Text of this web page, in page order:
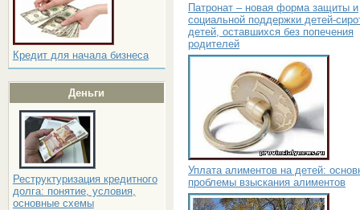
Кредит для начала бизнеса
Деньги
Реструктуризация кредитного
долга: понятие, условия,
основные схемы
Патронат – новая форма защиты и
социальной поддержки детей-
детей, оставшихся без попечения
родителей
Уплата алиментов на детей:
проблемы взыскания алиментов